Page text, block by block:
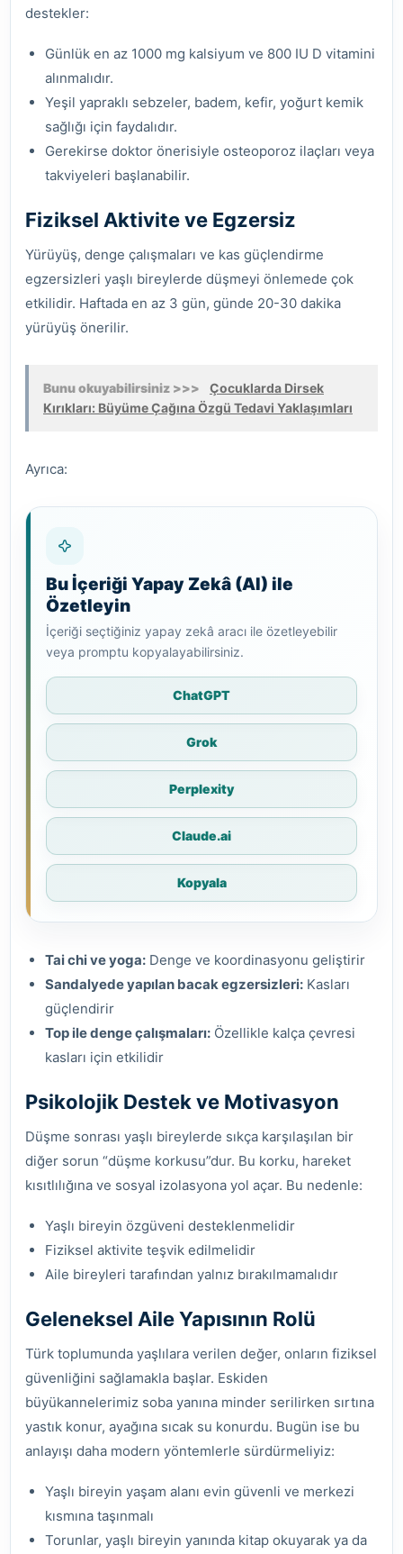
destekler:
Günlük en az 1000 mg kalsiyum ve 800 IU D vitamini
alınmalıdır.
Yeşil yapraklı sebzeler, badem, kefir, yoğurt kemik
sağlığı için faydalıdır.
Gerekirse doktor önerisiyle osteoporoz ilaçları veya
takviyeleri başlanabilir.
Fiziksel Aktivite ve Egzersiz
Yürüyüş, denge çalışmaları ve kas güçlendirme
egzersizleri yaşlı bireylerde düşmeyi önlemede çok
etkilidir. Haftada en az 3 gün, günde 20-30 dakika
yürüyüş önerilir.
Bunu okuyabilirsiniz >>>
Çocuklarda Dirsek
Kırıkları: Büyüme Çağına Özgü Tedavi Yaklaşımları
Ayrıca:
Bu İçeriği Yapay Zekâ (AI) ile
Özetleyin
İçeriği seçtiğiniz yapay zekâ aracı ile özetleyebilir
veya promptu kopyalayabilirsiniz.
ChatGPT
Grok
Perplexity
Claude.ai
Kopyala
Tai chi ve yoga: Denge ve koordinasyonu geliştirir
Sandalyede yapılan bacak egzersizleri: Kasları
güçlendirir
Top ile denge çalışmaları: Özellikle kalça çevresi
kasları için etkilidir
Psikolojik Destek ve Motivasyon
Düşme sonrası yaşlı bireylerde sıkça karşılaşılan bir
diğer sorun “düşme korkusu”dur. Bu korku, hareket
kısıtlılığına ve sosyal izolasyona yol açar. Bu nedenle:
Yaşlı bireyin özgüveni desteklenmelidir
Fiziksel aktivite teşvik edilmelidir
Aile bireyleri tarafından yalnız bırakılmamalıdır
Geleneksel Aile Yapısının Rolü
Türk toplumunda yaşlılara verilen değer, onların fiziksel
güvenliğini sağlamakla başlar. Eskiden
büyükannelerimiz soba yanına minder serilirken sırtına
yastık konur, ayağına sıcak su konurdu. Bugün ise bu
anlayışı daha modern yöntemlerle sürdürmeliyiz:
Yaşlı bireyin yaşam alanı evin güvenli ve merkezi
kısmına taşınmalı
Torunlar, yaşlı bireyin yanında kitap okuyarak ya da